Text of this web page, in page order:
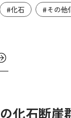
なっています。
貴重な営巣地であ
れています。その
#化石 #その他
化石断崖